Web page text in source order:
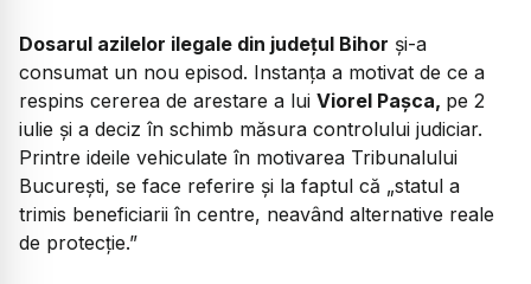
Dosarul azilelor ilegale din județul Bihor și-a
consumat un nou episod. Instanța a motivat de ce a
respins cererea de arestare a lui Viorel Pașca, pe 2
iulie și a deciz în schimb măsura controlului judiciar.
Printre ideile vehiculate în motivarea Tribunalului
București, se face referire și la faptul că „statul a
trimis beneficiarii în centre, neavând alternative reale
de protecție.”